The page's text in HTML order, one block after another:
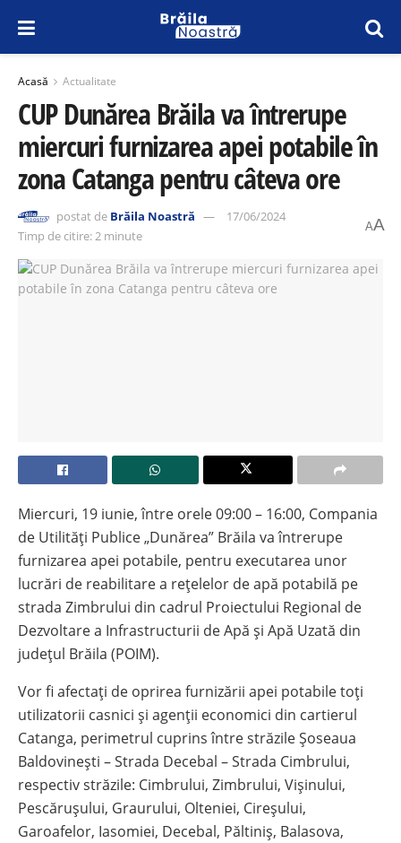
Acasă Actualitate
CUP Dunărea Brăila va întrerupe
miercuri furnizarea apei potabile în
zona Catanga pentru câteva ore
postat de Brăila Noastră
17/06/2024
Timp de citire: 2 minute
AA
Miercuri, 19 iunie, între orele 09:00 – 16:00, Compania
de Utilități Publice „Dunărea” Brăila va întrerupe
furnizarea apei potabile, pentru executarea unor
lucrări de reabilitare a rețelelor de apă potabilă pe
strada Zimbrului din cadrul Proiectului Regional de
Dezvoltare a Infrastructurii de Apă și Apă Uzată din
județul Brăila (POIM).
Vor fi afectați de oprirea furnizării apei potabile toți
utilizatorii casnici și agenții economici din cartierul
Catanga, perimetrul cuprins între străzile Șoseaua
Baldovinești – Strada Decebal – Strada Cimbrului,
respectiv străzile: Cimbrului, Zimbrului, Vișinului,
Pescărușului, Graurului, Olteniei, Cireșului,
Garoafelor, Iasomiei, Decebal, Păltiniș, Balasova,